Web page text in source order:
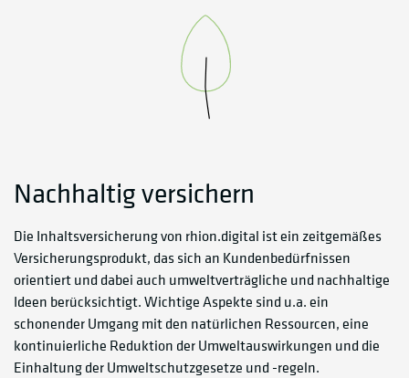
Nachhaltig versichern
Die Inhaltsversicherung von rhion.digital ist ein zeitgemäßes
Versicherungsprodukt, das sich an Kundenbedürfnissen
orientiert und dabei auch umweltverträgliche und nachhaltige
Ideen berücksichtigt. Wichtige Aspekte sind u.a. ein
schonender Umgang mit den natürlichen Ressourcen, eine
kontinuierliche Reduktion der Umweltauswirkungen und die
Einhaltung der Umweltschutzgesetze und -regeln.